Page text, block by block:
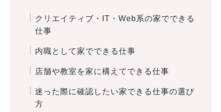
クリエイティブ・IT・Web系の家でできる
仕事
内職として家でできる仕事
店舗や教室を家に構えてできる仕事
迷った際に確認したい家できる仕事の選び
方